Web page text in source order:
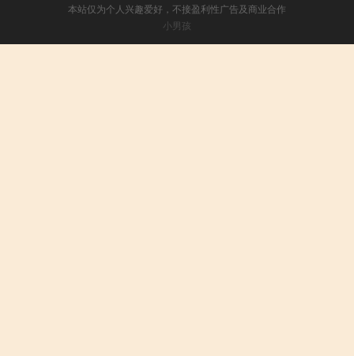
本站仅为个人兴趣爱好，不接盈利性广告及商业合作
小男孩